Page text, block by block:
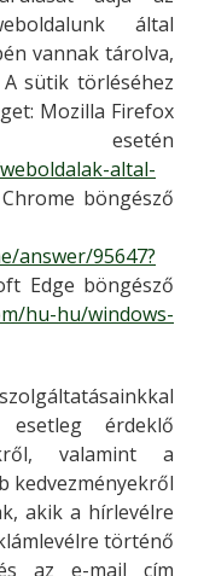
által
vannak tárolva,
sütik törléséhez
Mozilla Firefox
altal-
böngésző
answer/95647?
Edge böngésző
hu-hu/windows-
érdeklő
valamint a
kedvezményekről
akik a hírlevélre
történő
az e-mail cím